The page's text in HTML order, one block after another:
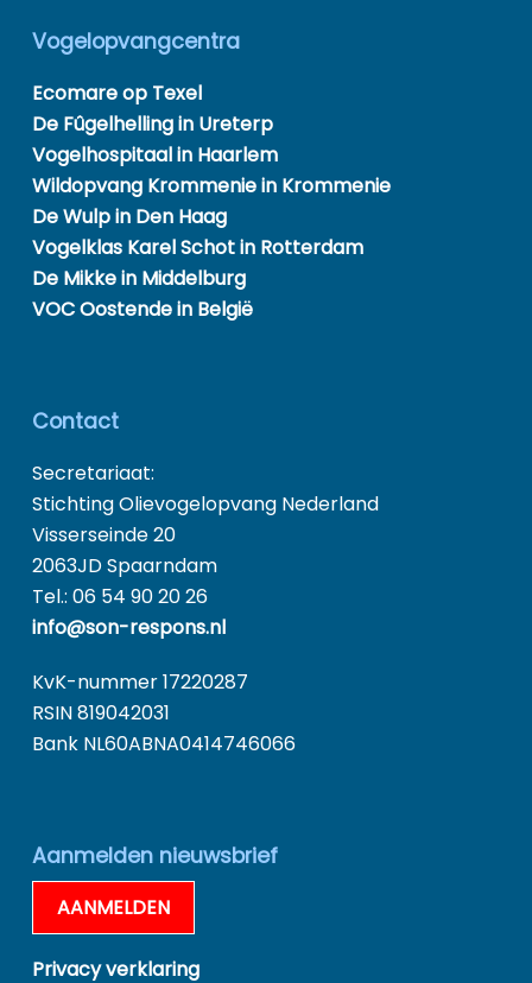
Vogelopvangcentra
Ecomare op Texel
De Fûgelhelling in Ureterp
Vogelhospitaal in Haarlem
Wildopvang Krommenie in Krommenie
De Wulp in Den Haag
Vogelklas Karel Schot in Rotterdam
De Mikke in Middelburg
VOC Oostende in België
Contact
Secretariaat:
Stichting Olievogelopvang Nederland
Visserseinde 20
2063JD Spaarndam
Tel.: 06 54 90 20 26
info@son-respons.nl
KvK-nummer 17220287
RSIN 819042031
Bank NL60ABNA0414746066
Aanmelden nieuwsbrief
AANMELDEN
Privacy verklaring